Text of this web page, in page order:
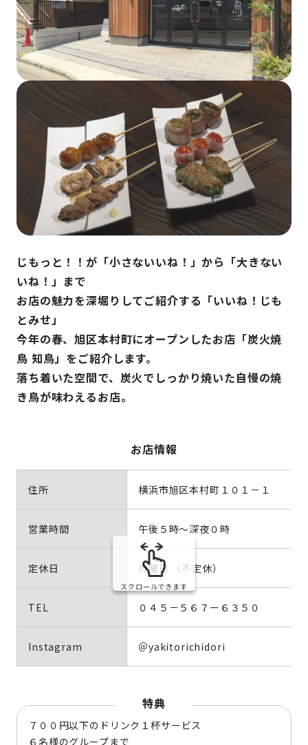
じもっと！！が「小さないいね！」から「大きない
いね！」まで
お店の魅力を深堀りしてご紹介する「いいね！じも
とみせ」
今年の春、旭区本村町にオープンしたお店「炭火焼
鳥 知鳥」をご紹介します。
落ち着いた空間で、炭火でしっかり焼いた自慢の焼
き鳥が味わえるお店。
お店情報
住所 横浜市旭区本村町１０１－１
営業時間 午後５時～深夜０時
定休日 月曜日 （不定休）
TEL ０４５－５６７ー６３５０
Instagram ＠yakitorichidori
スクロールできます
特典
７００円以下のドリンク１杯サービス
６名様のグループまで